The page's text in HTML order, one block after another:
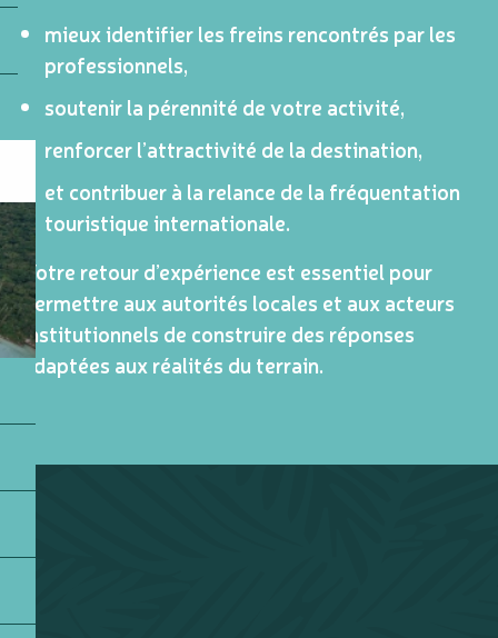
mieux identifier les freins rencontrés par les
professionnels,
soutenir la pérennité de votre activité,
renforcer l’attractivité de la destination,
et contribuer à la relance de la fréquentation
touristique internationale.
Votre retour d’expérience est essentiel pour
permettre aux autorités locales et aux acteurs
institutionnels de construire des réponses
adaptées aux réalités du terrain.